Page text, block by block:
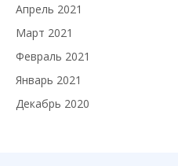
Апрель 2021
Март 2021
Февраль 2021
Январь 2021
Декабрь 2020